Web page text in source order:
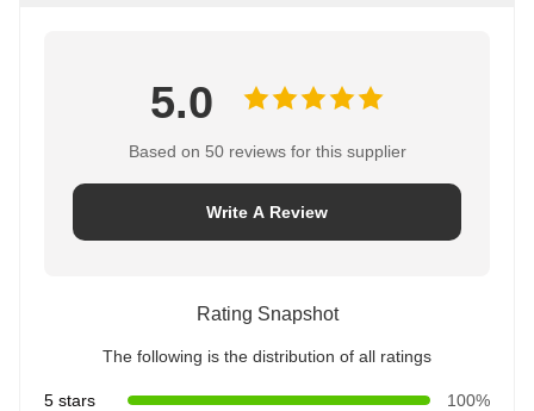
5.0
Based on 50 reviews for this supplier
Write A Review
Rating Snapshot
The following is the distribution of all ratings
5 stars
100%